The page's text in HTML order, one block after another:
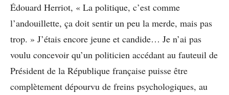
Édouard Herriot, « La politique, c’est comme
l’andouillette, ça doit sentir un peu la merde, mais pas
trop. » J’étais encore jeune et candide… Je n’ai pas
voulu concevoir qu’un politicien accédant au fauteuil de
Président de la République française puisse être
complètement dépourvu de freins psychologiques, au